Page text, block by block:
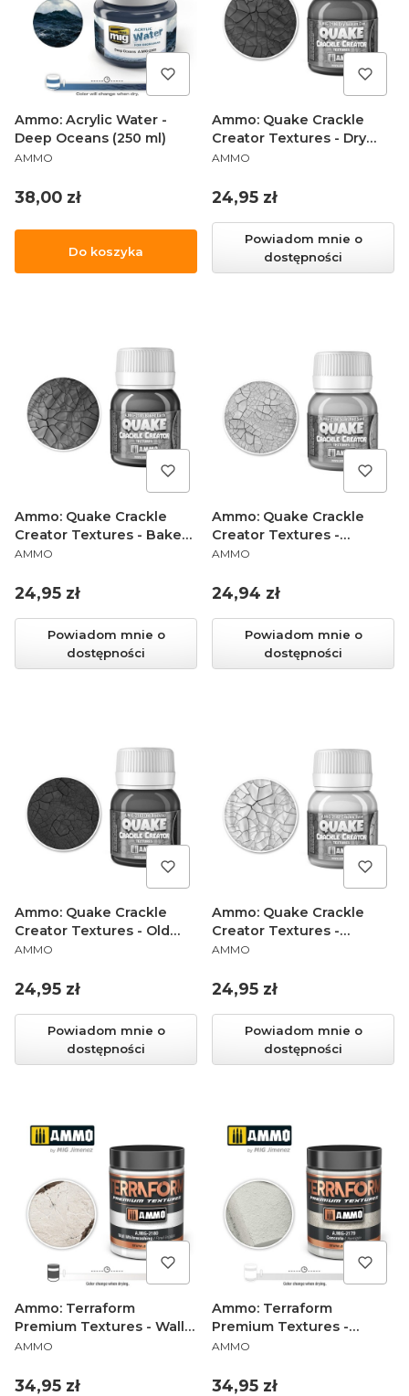
Ammo: Acrylic Water -
Deep Oceans (250 ml)
PRODUCENT
AMMO
Cena
38,00 zł
Do koszyka
Ammo: Quake Crackle
Creator Textures - Dry
Season Clay (40 ml)
PRODUCENT
AMMO
Cena
24,95 zł
Powiadom mnie o
dostępności
Ammo: Quake Crackle
Creator Textures - Baked
Earth (40 ml)
PRODUCENT
AMMO
Cena
24,95 zł
Powiadom mnie o
dostępności
Ammo: Quake Crackle
Creator Textures -
Scorched Sand (40 ml)
PRODUCENT
AMMO
Cena
24,94 zł
Powiadom mnie o
dostępności
Ammo: Quake Crackle
Creator Textures - Old
Blacktop (40 ml)
PRODUCENT
AMMO
Cena
24,95 zł
Powiadom mnie o
dostępności
Ammo: Quake Crackle
Creator Textures -
Crackle Base (40 ml)
PRODUCENT
AMMO
Cena
24,95 zł
Powiadom mnie o
dostępności
Ammo: Terraform
Premium Textures - Wall
Whitewashing
PRODUCENT
AMMO
Cena
34,95 zł
Ammo: Terraform
Premium Textures -
Concrete
PRODUCENT
AMMO
Cena
34,95 zł